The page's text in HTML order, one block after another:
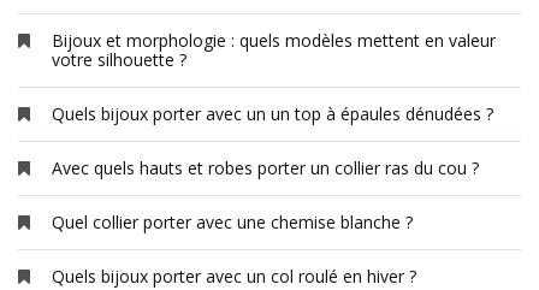
Bijoux et morphologie : quels modèles mettent en valeur
votre silhouette ?
Quels bijoux porter avec un un top à épaules dénudées ?
Avec quels hauts et robes porter un collier ras du cou ?
Quel collier porter avec une chemise blanche ?
Quels bijoux porter avec un col roulé en hiver ?